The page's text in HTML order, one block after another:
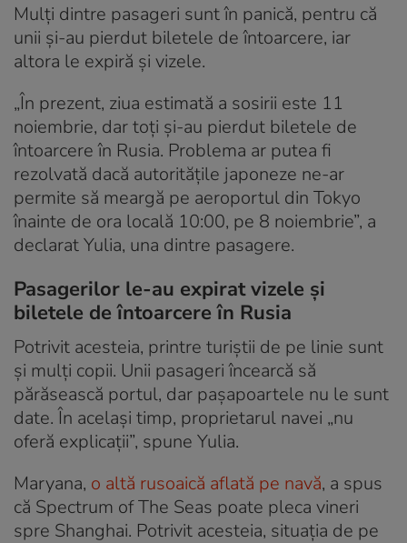
Mulți dintre pasageri sunt în panică, pentru că
unii și-au pierdut biletele de întoarcere, iar
altora le expiră și vizele.
„În prezent, ziua estimată a sosirii este 11
noiembrie, dar toți și-au pierdut biletele de
întoarcere în Rusia. Problema ar putea fi
rezolvată dacă autoritățile japoneze ne-ar
permite să meargă pe aeroportul din Tokyo
înainte de ora locală 10:00, pe 8 noiembrie”, a
declarat Yulia, una dintre pasagere.
Pasagerilor le-au expirat vizele și
biletele de întoarcere în Rusia
Potrivit acesteia, printre turiștii de pe linie sunt
și mulți copii. Unii pasageri încearcă să
părăsească portul, dar paşapoartele nu le sunt
date. În același timp, proprietarul navei „nu
oferă explicații”, spune Yulia.
Maryana, o altă rusoaică aflată pe navă, a spus
că Spectrum of The Seas poate pleca vineri
spre Shanghai. Potrivit acesteia, situația de pe